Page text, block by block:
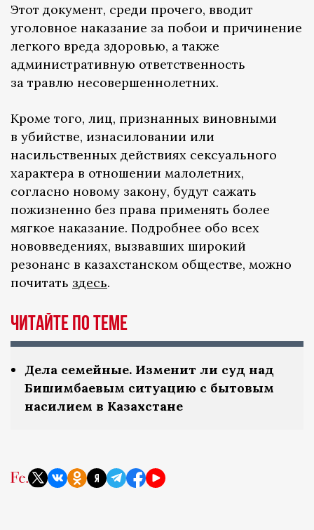
Этот документ, среди прочего, вводит
уголовное наказание за побои и причинение
легкого вреда здоровью, а также
административную ответственность
за травлю несовершеннолетних.
Кроме того, лиц, признанных виновными
в убийстве, изнасиловании или
насильственных действиях сексуального
характера в отношении малолетних,
согласно новому закону, будут сажать
пожизненно без права применять более
мягкое наказание. Подробнее обо всех
нововведениях, вызвавших широкий
резонанс в казахстанском обществе, можно
почитать здесь.
ЧИТАЙТЕ ПО ТЕМЕ
Дела семейные. Изменит ли суд над
Бишимбаевым ситуацию с бытовым
насилием в Казахстане